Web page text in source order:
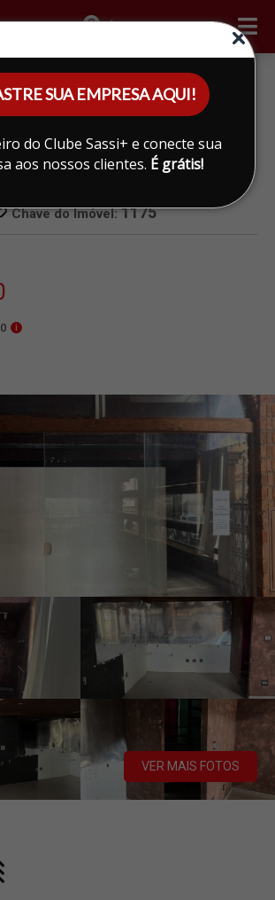
SUA EMPRESA AQUI!
do Clube Sassi+ e conecte sua
aos nossos clientes. É grátis!
ÁREA DO CLIENTE
ALUGAR EM
LIMEIRA
Chave do Imóvel:1175
i
VER MAIS FOTOS